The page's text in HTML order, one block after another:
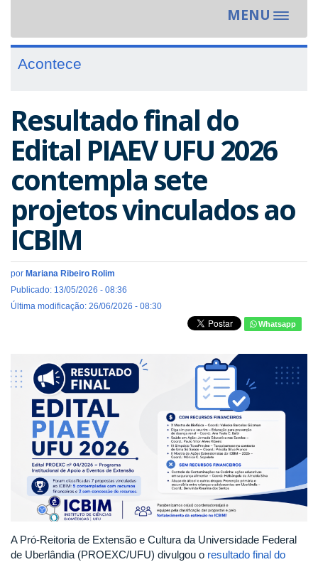
MENU
Toggle
Acontece
Resultado final do
Edital PIAEV UFU 2026
contempla sete
projetos vinculados ao
ICBIM
por Mariana Ribeiro Rolim
Publicado: 13/05/2026 - 08:36
Última modificação: 26/06/2026 - 08:30
Whatsapp
A Pró-Reitoria de Extensão e Cultura da Universidade Federal
de Uberlândia (PROEXC/UFU) divulgou o resultado final do